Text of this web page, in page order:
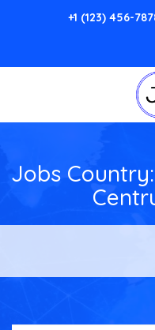
+1 (123) 456-
Jobs